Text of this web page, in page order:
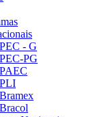
PEC - G
PEC-PG
PAEC
PLI
Bramex
Bracol